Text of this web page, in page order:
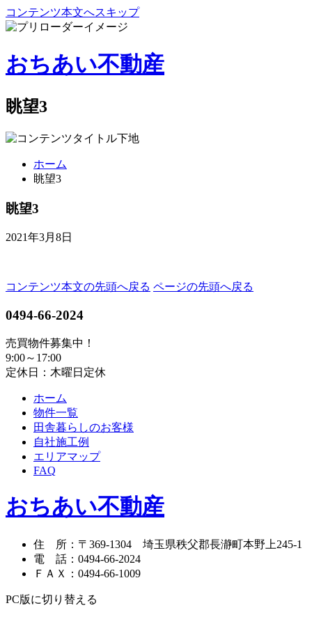
コンテンツ本文へスキップ
おちあい不動産
眺望3
ホーム
眺望3
眺望3
2021年3月8日
コンテンツ本文の先頭へ戻る ページの先頭へ戻る
0494-66-2024
売買物件募集中！
9:00～17:00
定休日：木曜日定休
ホーム
物件一覧
田舎暮らしのお客様
自社施工例
エリアマップ
FAQ
おちあい不動産
住 所 ： 〒369-1304 埼玉県秩父郡長瀞町本野上245-1
電 話 ： 0494-66-2024
ＦＡＸ
： 0494-66-1009
PC版に切り替える